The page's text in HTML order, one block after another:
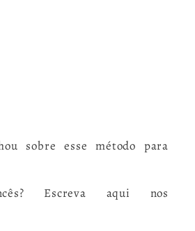
sobre esse método para
Escreva aqui nos